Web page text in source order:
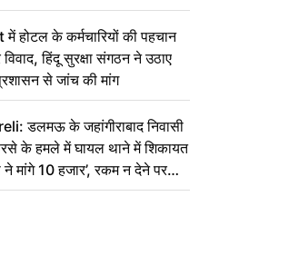
होटल के कर्मचारियों की पहचान
हिंदू सुरक्षा संगठन ने उठाए
से जांच की मांग
डलमऊ के जहांगीराबाद निवासी
के हमले में घायल थाने में शिकायत
ने मांगे 10 हजार’, रकम न देने पर